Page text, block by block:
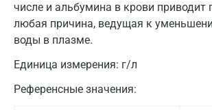
числе и альбумина в крови приводит
любая причина, ведущая к
воды в плазме.
Единица измерения: г/л
Референсные значения: